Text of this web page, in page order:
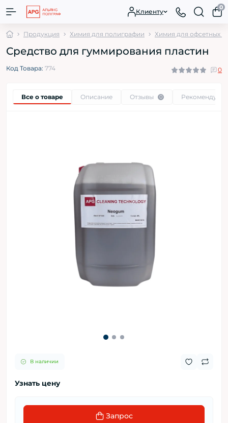
Клиенту
0
Продукция Химия для полиграфии Химия для офсетных
Средство для гуммирования пластин
Код Товара: 774 0
Все о товаре Описание Отзывы 0 Рекомендуем
В наличии
Узнать цену
Запрос